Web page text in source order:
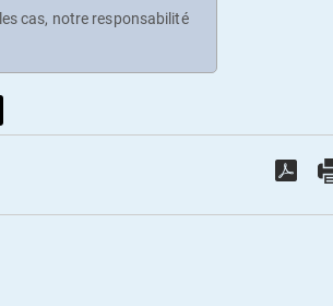
cas, notre responsabilité